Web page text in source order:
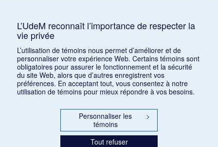
L’UdeM reconnaît l’importance de respecter la
vie privée
L’utilisation de témoins nous permet d’améliorer et de
personnaliser votre expérience Web. Certains témoins sont
obligatoires pour assurer le fonctionnement et la sécurité
du site Web, alors que d’autres enregistrent vos
préférences. En acceptant tout, vous consentez à notre
utilisation de témoins pour mieux répondre à vos besoins.
Personnaliser les
témoins
>
Tout refuser